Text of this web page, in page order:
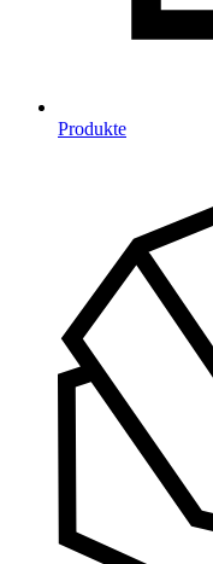
Produkte